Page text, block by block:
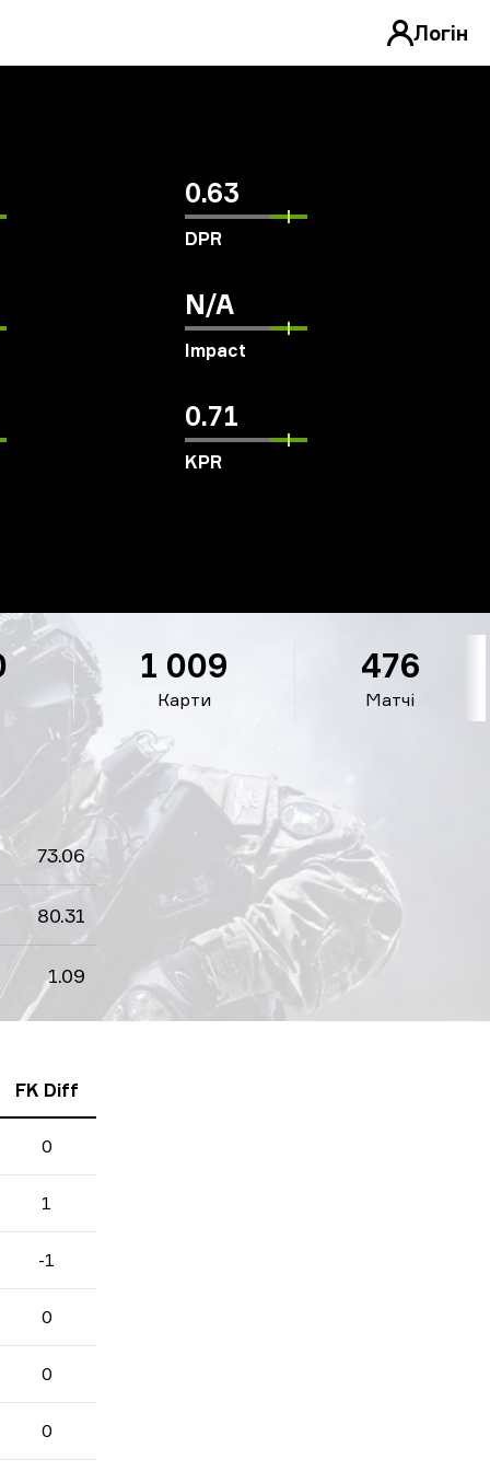
Логін
0.63
DPR
N/A
Impact
0.71
KPR
Карти
1 009
Матчі
476
73.06
80.31
1.09
FK Diff
0
1
-1
0
0
0